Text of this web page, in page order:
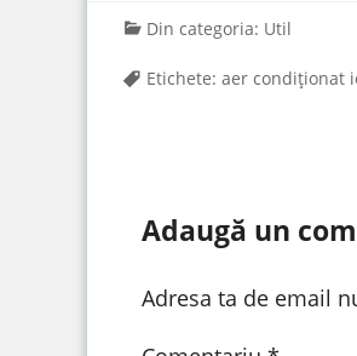
Din categoria: Util
Etichete: aer condiționat
Adaugă un
Adresa ta de email